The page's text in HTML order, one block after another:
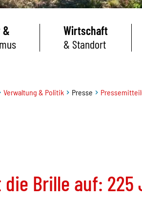
&
Wirtschaft
& Standort
Verwaltung & Politik Presse
die Brille auf: